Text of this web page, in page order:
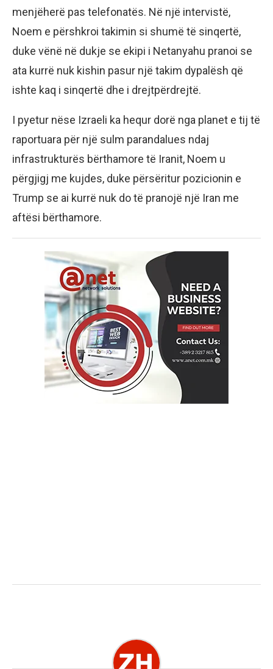
menjëherë pas telefonatës. Në një intervistë,
Noem e përshkroi takimin si shumë të sinqertë,
duke vënë në dukje se ekipi i Netanyahu pranoi se
ata kurrë nuk kishin pasur një takim dypalësh që
ishte kaq i sinqertë dhe i drejtpërdrejtë.
I pyetur nëse Izraeli ka hequr dorë nga planet e tij të
raportuara për një sulm parandalues ndaj
infrastrukturës bërthamore të Iranit, Noem u
përgjigj me kujdes, duke përsëritur pozicionin e
Trump se ai kurrë nuk do të pranojë një Iran me
aftësi bërthamore.